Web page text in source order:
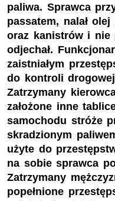
paliwa. Sprawca
passatem, nalał
oraz kanistrów i nie
odjechał.
zaistniałym
do kontroli
Zatrzymany
założone inne
samochodu stróże
skradzionym
użyte do
na sobie sprawca
Zatrzymany
popełnione